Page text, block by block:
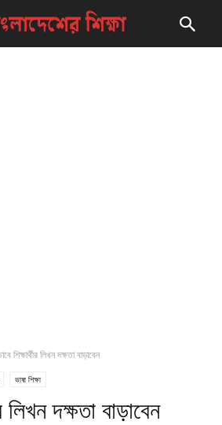
শিক্ষার্থীর লিখন দক্ষতা বাড়াবেন
ভাষা শিক্ষা
লিখন দক্ষতা বাড়াবেন